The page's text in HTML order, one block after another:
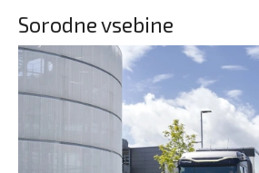
Sorodne vsebine